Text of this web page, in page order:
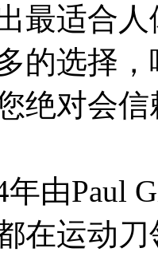
最适合
的选择
绝对会
由Paul
在运动